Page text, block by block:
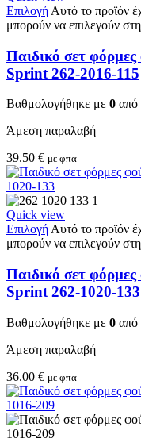
Επιλογή Αυτό το προϊόν
μπορούν να επιλεγούν
Παιδικό σετ φόρμες
Sprint 262-2016-115
Βαθμολογήθηκε με 0 από
Άμεση παραλαβή
39.50 € με φπα
Quick view
ΕπιλογήΑυτό το προϊόν
μπορούν να επιλεγούν
Παιδικό σετ
Sprint 262-1020-133
Βαθμολογήθηκε με 0 από
Άμεση παραλαβή
36.00 € με φπα